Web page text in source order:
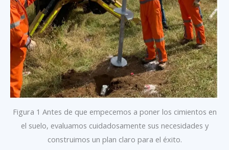
Figura 1 Antes de que empecemos a poner los cimientos en
el suelo, evaluamos cuidadosamente sus necesidades y
construimos un plan claro para el éxito.